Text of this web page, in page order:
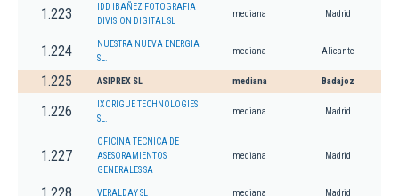
1.223
IDD IBAÑEZ FOTOGRAFIA
DIVISION DIGITAL SL
mediana Madrid
1.224
NUESTRA NUEVA ENERGIA
SL.
mediana Alicante
1.225 ASIPREX SL mediana Badajoz
1.226
IXORIGUE TECHNOLOGIES
SL.
mediana Madrid
1.227
OFICINA TECNICA DE
ASESORAMIENTOS
GENERALES SA
mediana Madrid
VERALDAY SL mediana Madrid